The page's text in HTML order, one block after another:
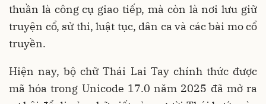
thuần là công cụ giao tiếp, mà còn là nơi lưu giữ
truyện cổ, sử thi, luật tục, dân ca và các bài mo cổ
truyền.
Hiện nay, bộ chữ Thái Lai Tay chính thức được
mã hóa trong Unicode 17.0 năm 2025 đã mở ra